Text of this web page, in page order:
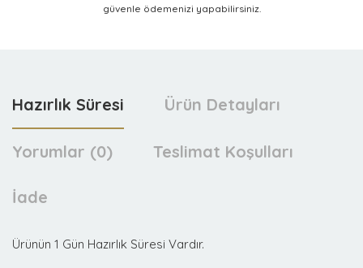
güvenle ödemenizi yapabilirsiniz.
Hazırlık Süresi Ürün Detayları
Yorumlar (0) Teslimat Koşulları
İade
Ürünün 1 Gün Hazırlık Süresi Vardır.